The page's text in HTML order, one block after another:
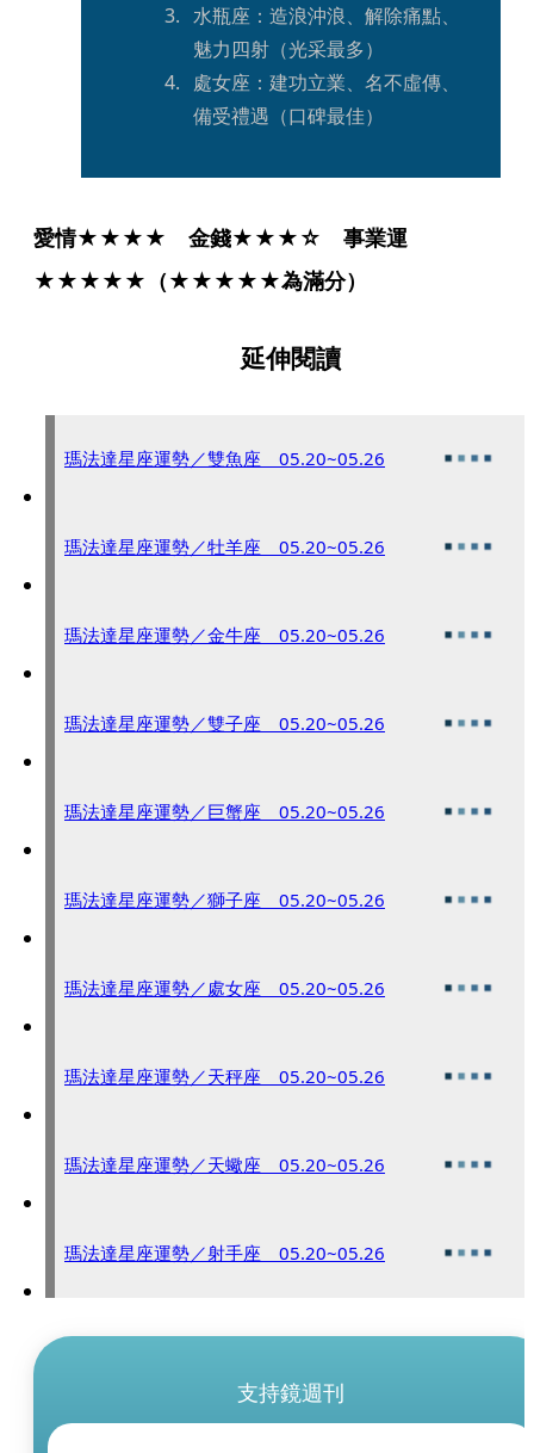
水瓶座：造浪沖浪、解除痛點、
魅力四射（光采最多）
處女座：建功立業、名不虛傳、
備受禮遇（口碑最佳）
愛情★★★★　金錢★★★☆　事業運
★★★★★（★★★★★為滿分）
延伸閱讀
瑪法達星座運勢／雙魚座 05.20~05.26
瑪法達星座運勢／牡羊座 05.20~05.26
瑪法達星座運勢／金牛座 05.20~05.26
瑪法達星座運勢／雙子座 05.20~05.26
瑪法達星座運勢／巨蟹座 05.20~05.26
瑪法達星座運勢／獅子座 05.20~05.26
瑪法達星座運勢／處女座 05.20~05.26
瑪法達星座運勢／天秤座 05.20~05.26
瑪法達星座運勢／天蠍座 05.20~05.26
瑪法達星座運勢／射手座 05.20~05.26
支持鏡週刊